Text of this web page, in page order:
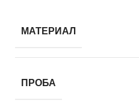
МАТЕРИАЛ
ПРОБА